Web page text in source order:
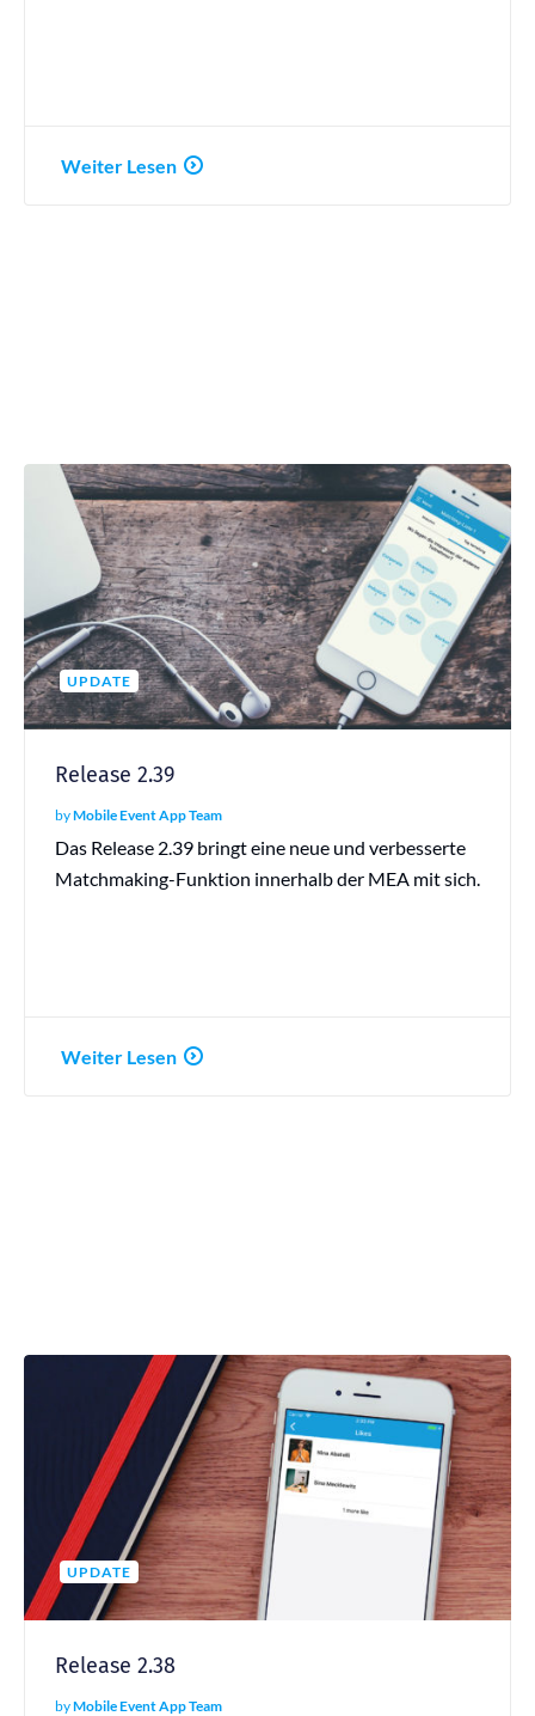
Weiter Lesen
UPDATE
Release 2.39
byMobile Event App Team
Das Release 2.39 bringt eine neue und verbesserte
Matchmaking-Funktion innerhalb der MEA mit sich.
Weiter Lesen
UPDATE
Release 2.38
byMobile Event App Team